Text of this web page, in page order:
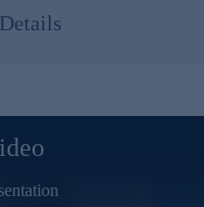
glänzende Haare.